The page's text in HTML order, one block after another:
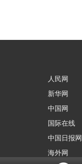
人民网
新华网
中国网
国际在线
中国日报网
海外网